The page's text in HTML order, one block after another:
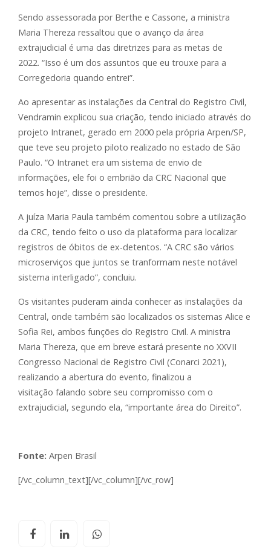
Sendo assessorada por Berthe e Cassone, a ministra
Maria Thereza ressaltou que o avanço da área
extrajudicial é uma das diretrizes para as metas de
2022. “Isso é um dos assuntos que eu trouxe para a
Corregedoria quando entrei”.
Ao apresentar as instalações da Central do Registro Civil,
Vendramin explicou sua criação, tendo iniciado através do
projeto Intranet, gerado em 2000 pela própria Arpen/SP,
que teve seu projeto piloto realizado no estado de São
Paulo. “O Intranet era um sistema de envio de
informações, ele foi o embrião da CRC Nacional que
temos hoje”, disse o presidente.
A juíza Maria Paula também comentou sobre a utilização
da CRC, tendo feito o uso da plataforma para localizar
registros de óbitos de ex-detentos. “A CRC são vários
microserviços que juntos se tranformam neste notável
sistema interligado”, concluiu.
Os visitantes puderam ainda conhecer as instalações da
Central, onde também são localizados os sistemas Alice e
Sofia Rei, ambos funções do Registro Civil. A ministra
Maria Thereza, que em breve estará presente no XXVII
Congresso Nacional de Registro Civil (Conarci 2021),
realizando a abertura do evento, finalizou a
visitação falando sobre seu compromisso com o
extrajudicial, segundo ela, “importante área do Direito”.
Fonte: Arpen Brasil
[/vc_column_text][/vc_column][/vc_row]